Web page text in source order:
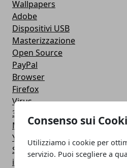
Consenso sui
Utilizziamo i cookie per
servizio. Puoi scegliere a
Wallpapers
Adobe
Dispositivi USB
Masterizzazione
Open Source
PayPal
Browser
Firefox
Virus
3D
Messenger
YouTube
Skype
immagini